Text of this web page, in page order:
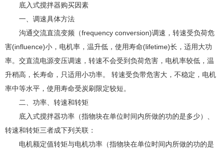
底入式搅拌器购买因素
一、调速具体方法
沟通交流直流变频（frequency conversion)调速，转速受负荷危
害(influence)小，电机率，温升低，使用寿命(lifetime)长，适用大功
率。交直流电源变压调速，转速不会受到负荷危害，电机率较低，温
升稍高，长寿命，只适用小功率。 转速受负带危害大，不稳定，电机
率中等水平，使用寿命受炭刷限定较短。
二、功率、转速和转矩
底入式搅拌器功率（指物块在单位时间内所做的功的是多少）、
转速和转矩三者成下列关联：
电机额定值转矩与电机功率（指物块在单位时间内所做的功的是